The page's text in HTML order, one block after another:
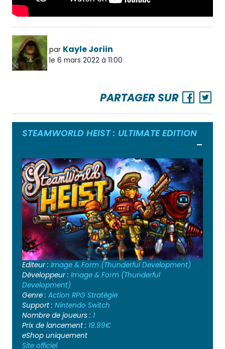
par Kayle Joriin
le 6 mars 2022 à 11:00
PARTAGER SUR
STEAMWORLD HEIST : ULTIMATE EDITION
Editeur : Image & Form (Thunderful Development)
Développeur : Image & Form (Thunderful
Development)
Genre : Action RPG Stratégie
Support : Nintendo Switch
Nombre de joueurs : 1
Prix de lancement : 19.99€
eShop uniquement
Site officiel